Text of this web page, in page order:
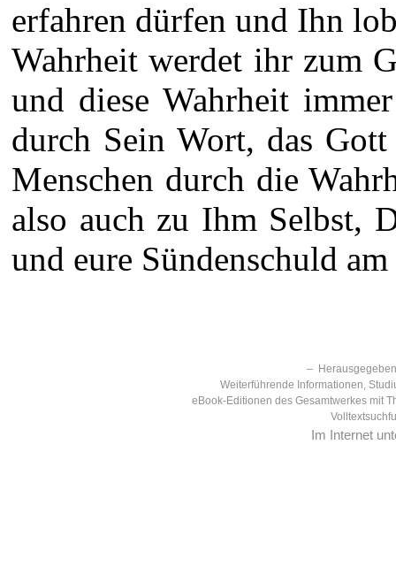
erfahren dürfen und Ihn
Wahrheit werdet ihr zum
und diese Wahrheit
durch Sein Wort, das
Menschen durch die
also auch zu Ihm Selbst,
und eure Sündenschuld
–
Weiterführende Informationen,
eBook-Editionen des Gesamtwerkes mit
Im Internet